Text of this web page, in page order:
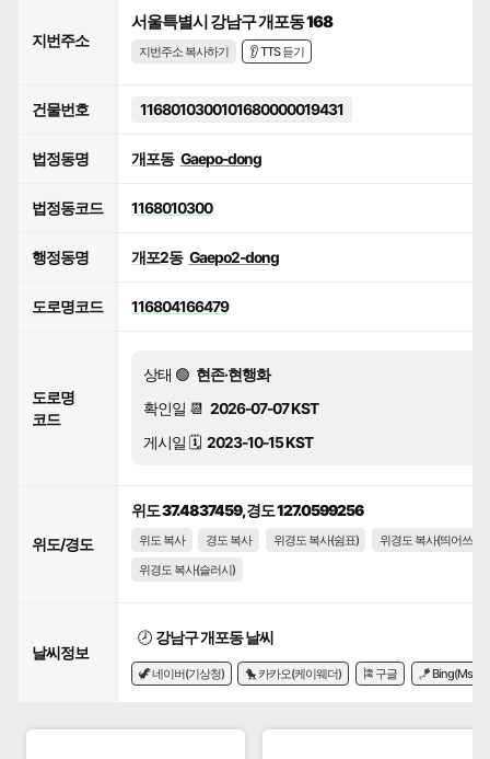
지번주소
서울특별시 강남구 개포동 168
지번주소 복사하기 👂 TTS 듣기
건물번호 1168010300101680000019431
법정동명 개포동 Gaepo-dong
법정동코드 1168010300
행정동명 개포2동 Gaepo2-dong
도로명코드 116804166479
도로명
코드
상태 🟢 현존·현행화
확인일 📆 2026-07-07 KST
게시일 🗓️ 2023-10-15 KST
위도/경도
위도 37.4837459, 경도 127.0599256
위도 복사 경도 복사 위경도 복사(쉼표)
위경도 복사(띄어쓰기)
위경도 복사(슬러시)
날씨정보
🕗 강남구 개포동 날씨
🦖 네이버(기상청) 🐤 카카오(케이웨더) 🎏 구글 🪁 Bing(Msn)